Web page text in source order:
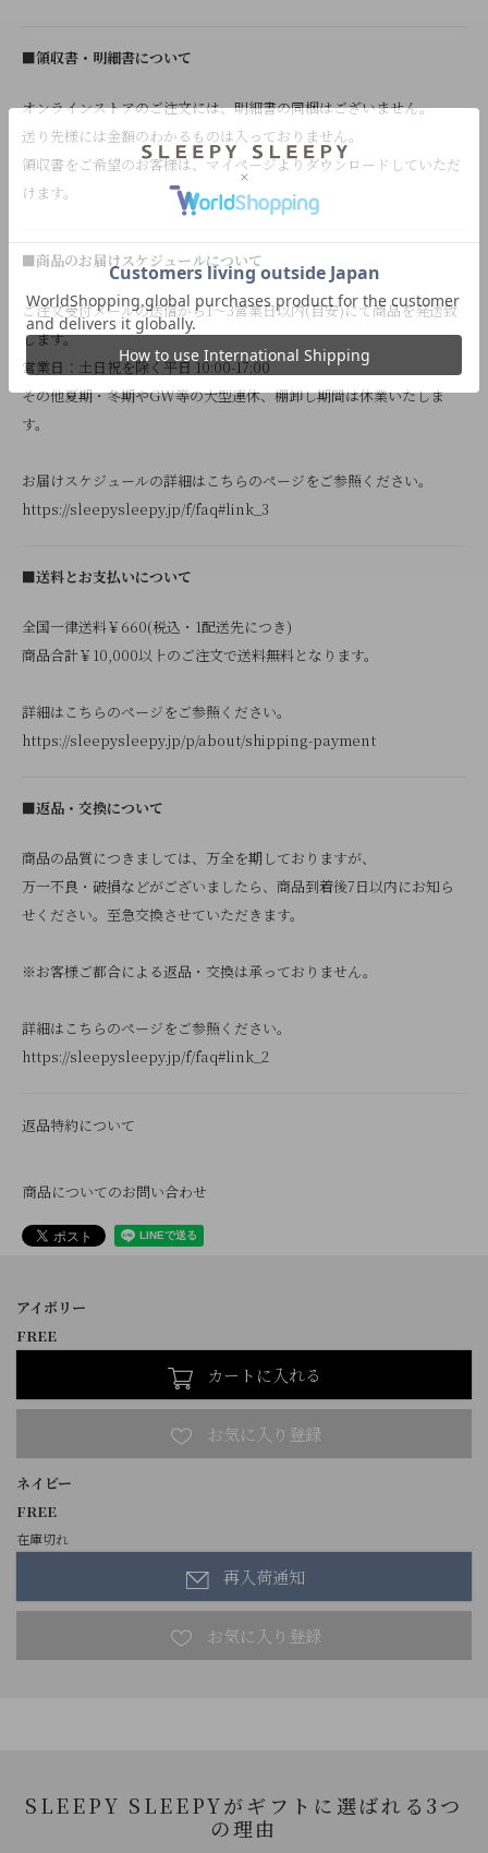
■領収書・明細書について
オンラインストアのご注文には、明細書の同梱はございません。
送り先様には金額のわかるものは入っておりません。
領収書をご希望のお客様は、マイページよりダウンロードしていただ
けます。
■商品のお届けスケジュールについて
ご注文受付メールの送信から1～3営業日以内(目安)にて商品を発送致
します。
営業日：土日祝を除く平日 10:00-17:00
その他夏期・冬期やGW等の大型連休、棚卸し期間は休業いたしま
す。
お届けスケジュールの詳細はこちらのページをご参照ください。
https://sleepysleepy.jp/f/faq#link_3
■送料とお支払いについて
全国一律送料￥660(税込・1配送先につき)
商品合計￥10,000以上のご注文で送料無料となります。
詳細はこちらのページをご参照ください。
https://sleepysleepy.jp/p/about/shipping-payment
■返品・交換について
商品の品質につきましては、万全を期しておりますが、
万一不良・破損などがございましたら、商品到着後7日以内にお知ら
せください。至急交換させていただきます。
※お客様ご都合による返品・交換は承っておりません。
詳細はこちらのページをご参照ください。
https://sleepysleepy.jp/f/faq#link_2
返品特約について
商品についてのお問い合わせ
アイボリー
FREE
カートに入れる
ネイビー
FREE
在庫切れ
再入荷通知
SLEEPY SLEEPYがギフトに選ばれる3つ
の理由